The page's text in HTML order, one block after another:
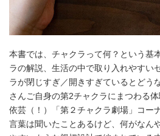
本書では、チャクラって何？という基
ラの解説、生活の中で取り入れやすい
ラが閉じすぎ／開きすぎているとどう
さんご自身の第2チャクラにまつわる
依芸（！）「第２チャクラ劇場」コー
言葉は聞いたことあるけど、何がなん